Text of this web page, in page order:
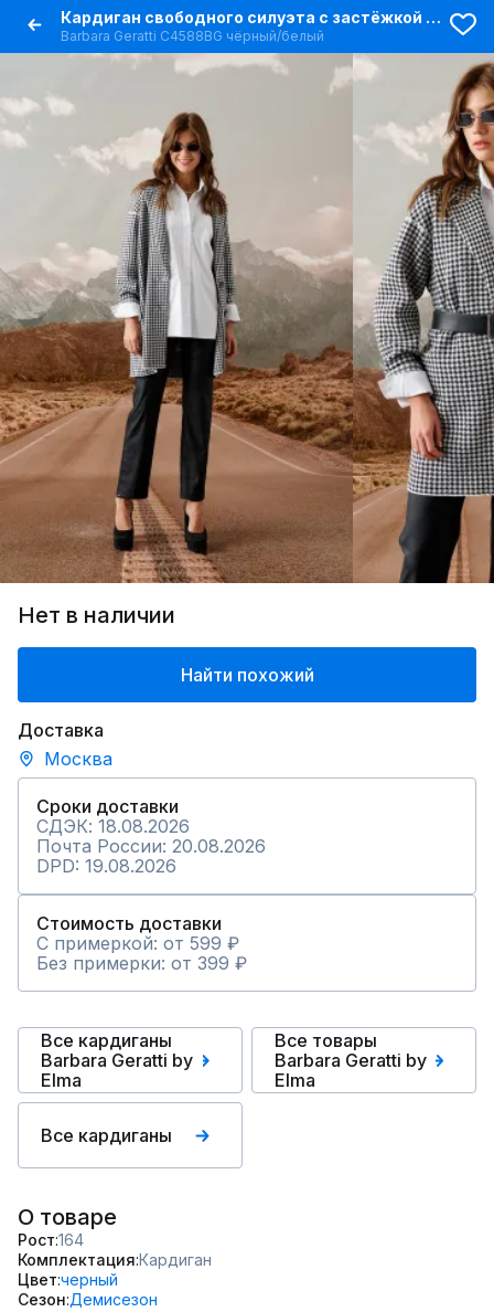
Кардиган свободного силуэта с застёжкой и лацканами из трикотажа
Barbara Geratti С4588BG чёрный/белый
Нет в наличии
Найти похожий
Доставка
Москва
Сроки доставки
СДЭК: 18.08.2026
Почта России: 20.08.2026
DPD: 19.08.2026
Стоимость доставки
С примеркой: от 599 ₽
Без примерки: от 399 ₽
Все кардиганы
Barbara Geratti by
Elma
Все товары
Barbara Geratti by
Elma
Все кардиганы
О товаре
Рост 164
Комплектация Кардиган
Цвет черный
Сезон Демисезон